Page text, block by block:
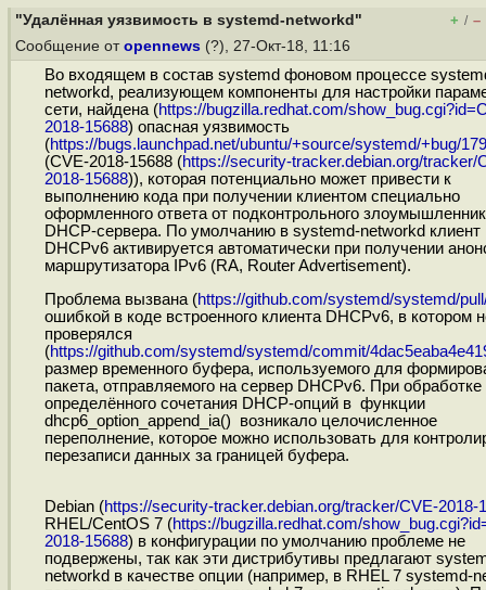
"Удалённая уязвимость в systemd-networkd" + / –
Сообщение от opennews (?), 27-Окт-18, 11:16
Во входящем в состав systemd фоновом процессе
networkd, реализующем компоненты для настройки
сети, найдена (https://bugzilla.redhat.com/
2018-15688) опасная уязвимость
(https://bugs.launchpad.net/ubuntu/+source/systemd/+bug/
(CVE-2018-15688 (https://security-tracker.debian.org/tracker/
2018-15688)), которая потенциально может привести к
выполнению кода при получении клиентом специально
оформленного ответа от подконтрольного
DHCP-сервера. По умолчанию в systemd-networkd клиент
DHCPv6 активируется автоматически при получении
маршрутизатора IPv6 (RA, Router Advertisement).
Проблема вызвана (https://github.com/systemd/systemd/
ошибкой в коде встроенного клиента DHCPv6, в котором
проверялся
(https://github.com/systemd/systemd/commit/
размер временного буфера, используемого для
пакета, отправляемого на сервер DHCPv6. При обработке
определённого сочетания DHCP-опций в функции
dhcp6_option_append_ia() возникало целочисленное
переполнение, которое можно использовать для
перезаписи данных за границей буфера.
Debian (https://security-tracker.debian.org/tracker/CVE-2018-
RHEL/CentOS 7 (https://bugzilla.redhat.com/
2018-15688) в конфигурации по умолчанию проблеме не
подвержены, так как эти дистрибутивы предлагают
networkd в качестве опции (например, в RHEL 7 systemd-